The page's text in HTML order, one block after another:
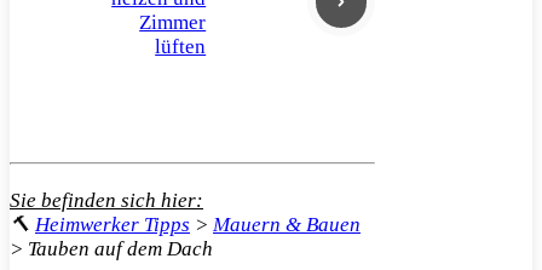
Zimmer
lüften
Sie befinden sich hier:
🔨 Heimwerker Tipps > Mauern & Bauen
> Tauben auf dem Dach